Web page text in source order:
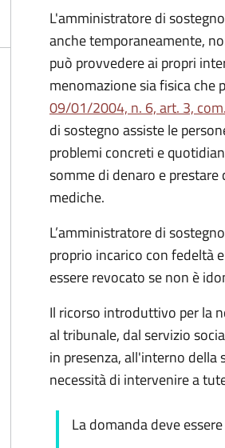
L'amministratore di
anche temporaneamente,
può provvedere ai propri
menomazione sia fisica che
09/01/2004, n. 6, art. 3,
di sostegno assiste le
problemi concreti e
somme di denaro e prestare
mediche.
L’amministratore di
proprio incarico con fedeltà
essere revocato se non è
Il ricorso introduttivo per la
al tribunale, dal servizio
in presenza, all'interno
necessità di intervenire a
La domanda deve